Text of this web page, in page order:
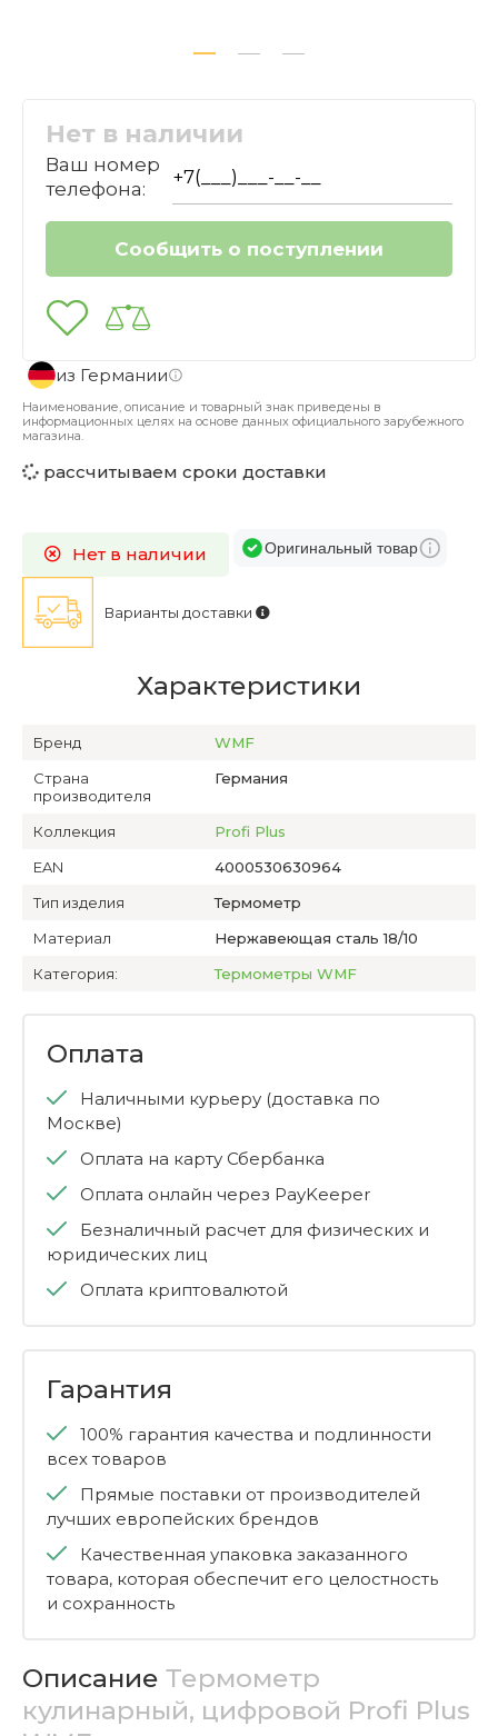
Нет в наличии
Ваш номер
телефона:
из Германии
Наименование, описание и товарный знак приведены в
информационных целях на основе данных официального зарубежного
магазина.
рассчитываем сроки доставки
Варианты доставки
Нет в наличии Оригинальный товар
Характеристики
Бренд
WMF
Страна
производителя
Германия
Коллекция
Profi Plus
EAN
4000530630964
Тип изделия
Термометр
Материал
Нержавеющая сталь 18/10
Категория:
Термометры WMF
Оплата
Наличными курьеру (доставка по
Москве)
Оплата на карту Сбербанка
Оплата онлайн через PayKeeper
Безналичный расчет для физических и
юридических лиц
Оплата криптовалютой
Гарантия
100% гарантия качества и подлинности
всех товаров
Прямые поставки от производителей
лучших европейских брендов
Качественная упаковка заказанного
товара, которая обеспечит его целостность
и сохранность
Описание Термометр
кулинарный, цифровой Profi Plus